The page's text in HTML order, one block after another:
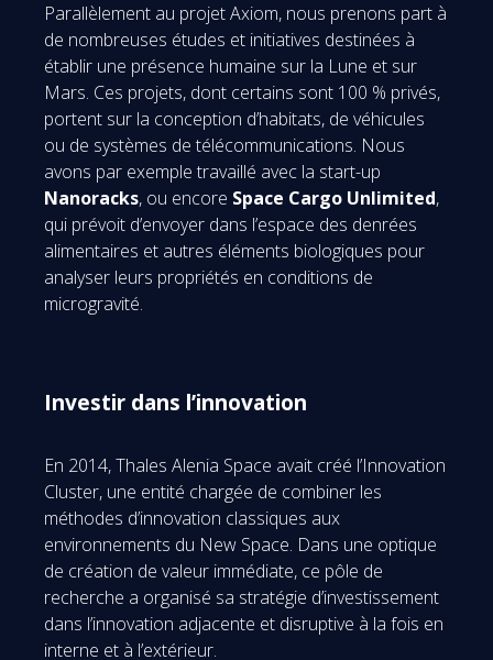
Parallèlement au projet Axiom, nous prenons part à
de nombreuses études et initiatives destinées à
établir une présence humaine sur la Lune et sur
Mars. Ces projets, dont certains sont 100 % privés,
portent sur la conception d’habitats, de véhicules
ou de systèmes de télécommunications. Nous
avons par exemple travaillé avec la start-up
Nanoracks, ou encore Space Cargo Unlimited,
qui prévoit d’envoyer dans l’espace des denrées
alimentaires et autres éléments biologiques pour
analyser leurs propriétés en conditions de
microgravité.
Investir dans l’innovation
En 2014, Thales Alenia Space avait créé l’Innovation
Cluster, une entité chargée de combiner les
méthodes d’innovation classiques aux
environnements du New Space. Dans une optique
de création de valeur immédiate, ce pôle de
recherche a organisé sa stratégie d’investissement
dans l’innovation adjacente et disruptive à la fois en
interne et à l’extérieur.